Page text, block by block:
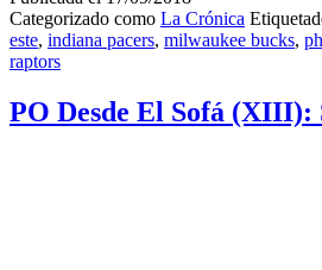
Categorizado como La Crónica
este, indiana pacers, milwaukee bucks,
raptors
PO Desde El Sofá (XIII):